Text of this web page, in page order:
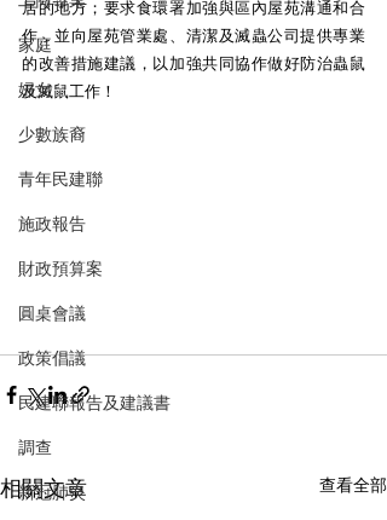
家庭
婦女
少數族裔
青年民建聯
施政報告
財政預算案
圓桌會議
政策倡議
民建聯報告及建議書
調查
新冠肺炎
居的地方；要求食環署加強與區內屋苑溝通和合
作，並向屋苑管業處、清潔及滅蟲公司提供專業
的改善措施建議，以加強共同協作做好防治蟲鼠
及滅鼠工作！
相關文章 查看全部